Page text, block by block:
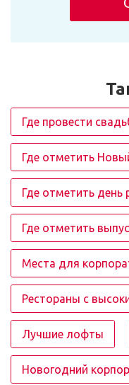
Где провести
Где отметить
Где отметить день
Где отметить
Места для
Рестораны с
Лучшие лофты
Новогодний